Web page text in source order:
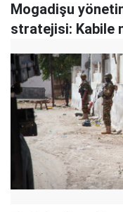
Mogadişu
stratejisi: Kabile